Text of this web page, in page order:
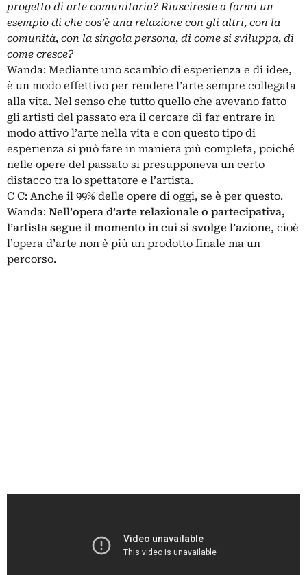
progetto di arte comunitaria? Riuscireste a farmi un
esempio di che cos’è una relazione con gli altri, con la
comunità, con la singola persona, di come si sviluppa, di
come cresce?
Wanda: Mediante uno scambio di esperienza e di idee,
è un modo effettivo per rendere l’arte sempre collegata
alla vita. Nel senso che tutto quello che avevano fatto
gli artisti del passato era il cercare di far entrare in
modo attivo l’arte nella vita e con questo tipo di
esperienza si può fare in maniera più completa, poiché
nelle opere del passato si presupponeva un certo
distacco tra lo spettatore e l’artista.
C C: Anche il 99% delle opere di oggi, se è per questo.
Wanda: Nell’opera d’arte relazionale o partecipativa,
l’artista segue il momento in cui si svolge l’azione, cioè
l’opera d’arte non è più un prodotto finale ma un
percorso.